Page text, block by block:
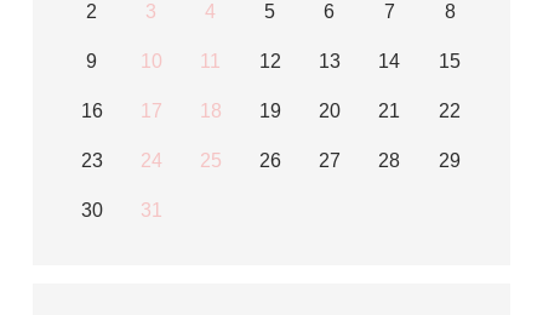
2 3 4 5 6 7 8
9 10 11 12 13 14 15
16 17 18 19 20 21 22
23 24 25 26 27 28 29
30 31